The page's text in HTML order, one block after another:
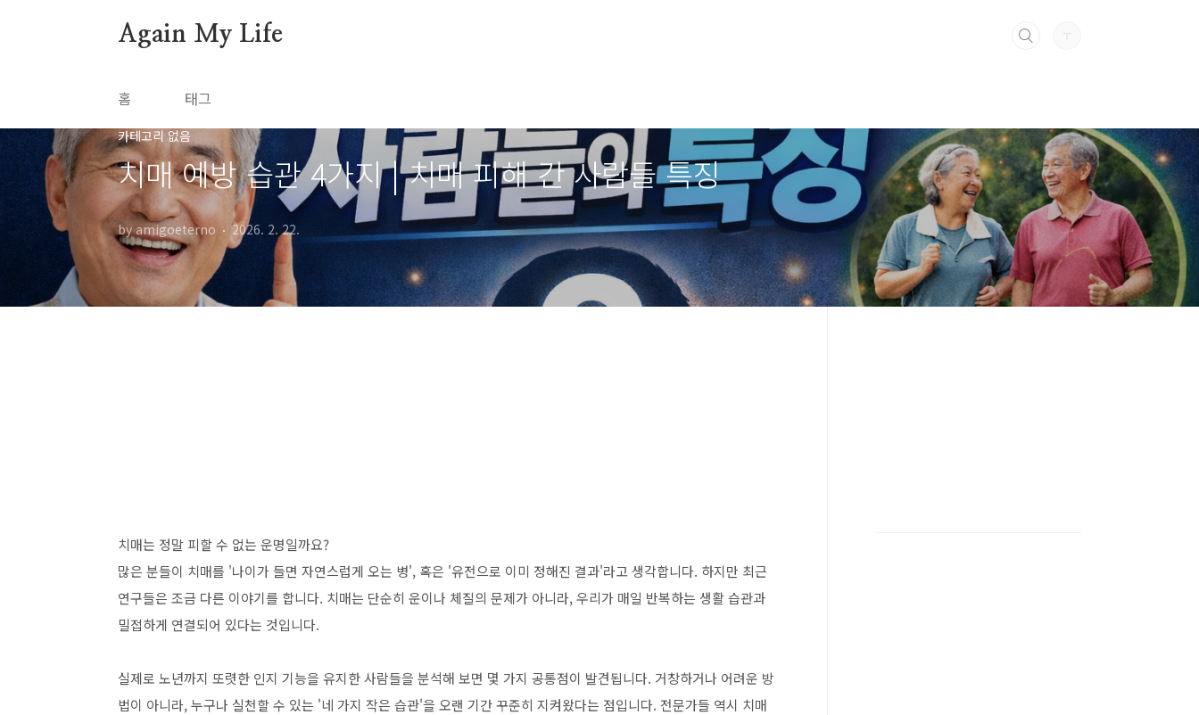
Again My Life
홈 태그
카테고리 없음
치매 예방 습관 4가지 | 치매 피해 간 사람들 특징
by amigoeterno 2026. 2. 22.
치매는 정말 피할 수 없는 운명일까요?
많은 분들이 치매를 '나이가 들면 자연스럽게 오는 병', 혹은 '유전으로 이미 정해진 결과'라고 생각합니다. 하지만 최근
연구들은 조금 다른 이야기를 합니다. 치매는 단순히 운이나 체질의 문제가 아니라, 우리가 매일 반복하는 생활 습관과
밀접하게 연결되어 있다는 것입니다.
실제로 노년까지 또렷한 인지 기능을 유지한 사람들을 분석해 보면 몇 가지 공통점이 발견됩니다. 거창하거나 어려운 방
법이 아니라, 누구나 실천할 수 있는 '네 가지 작은 습관'을 오랜 기간 꾸준히 지켜왔다는 점입니다. 전문가들 역시 치매